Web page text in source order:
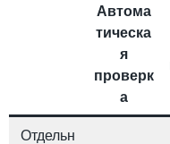
Автома
тическа
я
проверк
а
Отдельн